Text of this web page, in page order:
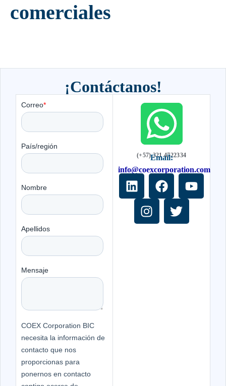
comerciales
¡Contáctanos!
(+57) 321 4722334
Email:
info@coexcorporation.com